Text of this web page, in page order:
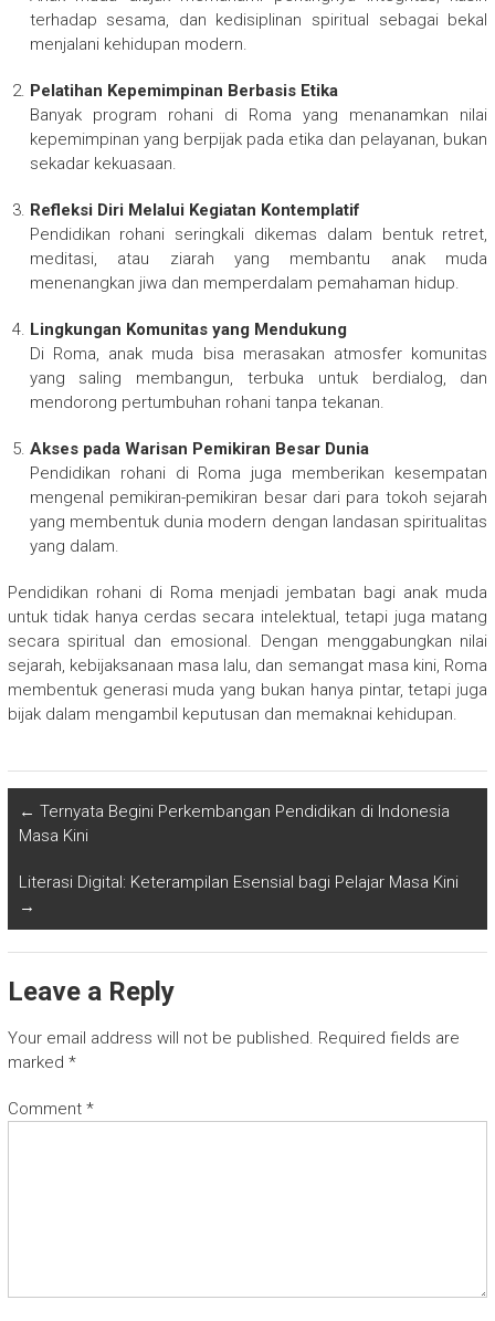
terhadap sesama, dan kedisiplinan spiritual sebagai bekal
menjalani kehidupan modern.
Pelatihan Kepemimpinan Berbasis Etika
Banyak program rohani di Roma yang menanamkan nilai
kepemimpinan yang berpijak pada etika dan pelayanan, bukan
sekadar kekuasaan.
Refleksi Diri Melalui Kegiatan Kontemplatif
Pendidikan rohani seringkali dikemas dalam bentuk retret,
meditasi, atau ziarah yang membantu anak muda
menenangkan jiwa dan memperdalam pemahaman hidup.
Lingkungan Komunitas yang Mendukung
Di Roma, anak muda bisa merasakan atmosfer komunitas
yang saling membangun, terbuka untuk berdialog, dan
mendorong pertumbuhan rohani tanpa tekanan.
Akses pada Warisan Pemikiran Besar Dunia
Pendidikan rohani di Roma juga memberikan kesempatan
mengenal pemikiran-pemikiran besar dari para tokoh sejarah
yang membentuk dunia modern dengan landasan spiritualitas
yang dalam.
Pendidikan rohani di Roma menjadi jembatan bagi anak muda
untuk tidak hanya cerdas secara intelektual, tetapi juga matang
secara spiritual dan emosional. Dengan menggabungkan nilai
sejarah, kebijaksanaan masa lalu, dan semangat masa kini, Roma
membentuk generasi muda yang bukan hanya pintar, tetapi juga
bijak dalam mengambil keputusan dan memaknai kehidupan.
← Ternyata Begini Perkembangan Pendidikan di Indonesia
Masa Kini
Literasi Digital: Keterampilan Esensial bagi Pelajar Masa Kini
→
Leave a Reply
Your email address will not be published. Required fields are
marked *
Comment *